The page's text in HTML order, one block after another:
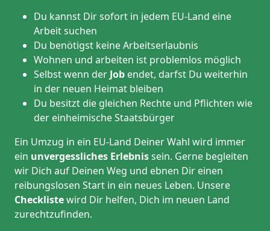
Du kannst Dir sofort in jedem EU-Land eine
Arbeit suchen
Du benötigst keine Arbeitserlaubnis
Wohnen und arbeiten ist problemlos möglich
Selbst wenn der Job endet, darfst Du weiterhin
in der neuen Heimat bleiben
Du besitzt die gleichen Rechte und Pflichten wie
der einheimische Staatsbürger
Ein Umzug in ein EU-Land Deiner Wahl wird immer
ein unvergessliches Erlebnissein. Gerne begleiten
wir Dich auf Deinen Weg und ebnen Dir einen
reibungslosen Start in ein neues Leben. Unsere
Checklistewird Dir helfen, Dich im neuen Land
zurechtzufinden.